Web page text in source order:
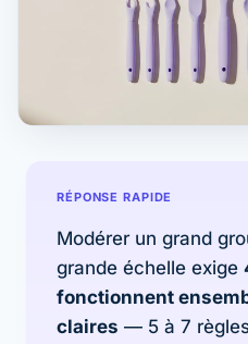
RÉPONSE RAPIDE
Modérer un grand
grande échelle exige
fonctionnent
claires — 5 à 7